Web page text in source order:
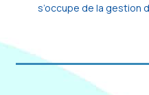
s’occupe de la gestion